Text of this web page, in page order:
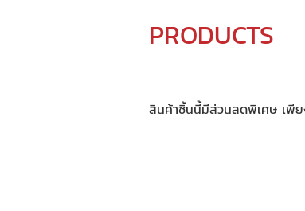
PRODUCTS
สินค้าชิ้นนี้มีส่วนลดพิเศษ เพีย